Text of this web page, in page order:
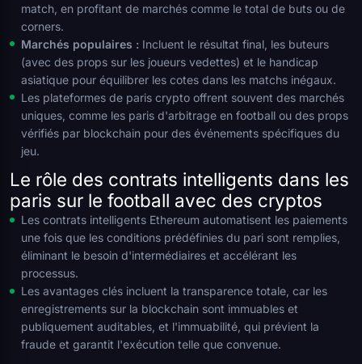
match, en profitant de marchés comme le total de buts ou de
corners.
Marchés populaires : Incluent le résultat final, les buteurs
(avec des props sur les joueurs vedettes) et le handicap
asiatique pour équilibrer les cotes dans les matchs inégaux.
Les plateformes de paris crypto offrent souvent des marchés
uniques, comme les paris d'arbitrage en football ou des props
vérifiés par blockchain pour des événements spécifiques du
jeu.
Le rôle des contrats intelligents dans les
paris sur le football avec des cryptos
Les contrats intelligents Ethereum automatisent les paiements
une fois que les conditions prédéfinies du pari sont remplies,
éliminant le besoin d'intermédiaires et accélérant les
processus.
Les avantages clés incluent la transparence totale, car les
enregistrements sur la blockchain sont immuables et
publiquement auditables, et l'immuabilité, qui prévient la
fraude et garantit l'exécution telle que convenue.